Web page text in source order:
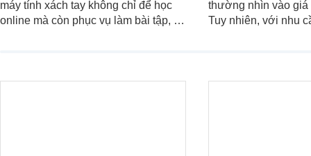
máy tính xách tay không chỉ để học
online mà còn phục vụ làm bài tập, tra
năm thay vì chỉ so sánh cấu hình trên
thường nhìn vào
Tuy nhiên, với nhu
ngay không, dùng